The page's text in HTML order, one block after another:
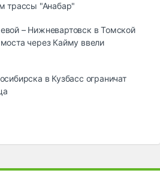
трассы "Анабар"
– Нижневартовск в Томской
через Кайму ввели
в Кузбасс ограничат